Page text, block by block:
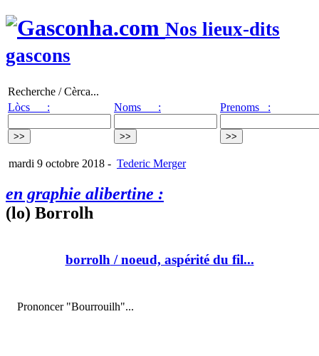
Nos lieux-dits
gascons
Recherche / Cèrca...
Lòcs :
Noms : Prenoms :
mardi 9 octobre 2018 - Tederic Merger
en graphie alibertine :
(lo) Borrolh
borrolh/ noeud, aspérité du fil...
Prononcer "Bourrouilh"...